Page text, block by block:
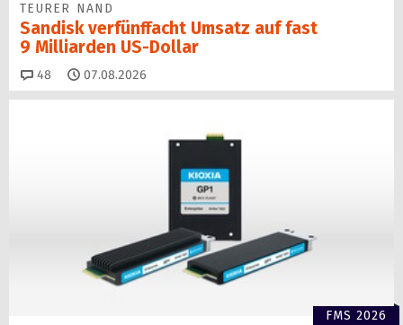
TEURER NAND
Sandisk verfünffacht Umsatz auf fast
9 Milliarden US-Dollar
48 Kommentare
07.08.2026
FMS 2026